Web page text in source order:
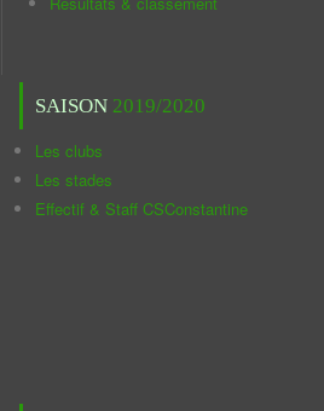
SAISON 2019/2020
Les clubs
Les stades
Effectif & Staff CSConstantine